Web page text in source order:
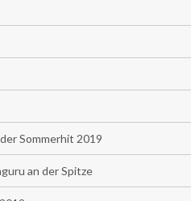
Sommerhit 2019
an der Spitze